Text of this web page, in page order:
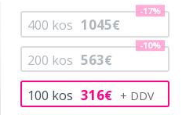
100 kos 316€
200 kos 563€
-10%
400 kos 1045€
-17%